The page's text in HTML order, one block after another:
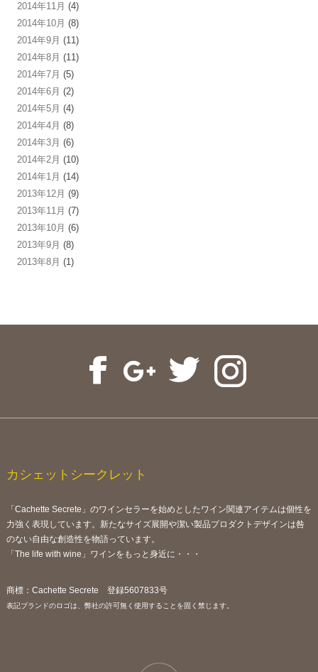
2014年11月 (4)
2014年10月 (8)
2014年9月 (11)
2014年8月 (11)
2014年7月 (5)
2014年6月 (2)
2014年5月 (4)
2014年4月 (8)
2014年3月 (6)
2014年2月 (10)
2014年1月 (14)
2013年12月 (9)
2013年11月 (7)
2013年10月 (6)
2013年9月 (8)
2013年8月 (1)
カシェットシークレット
「Cachette Secrete」のワインセラーを始めとしたワイン関連アイテムは個性を
力強く表現しています。新たなサイズ展開や潔い製品プロダクトデザインは咎
のない自由な創造性を物語っています。
「The life with wine」ワインをもっと身近に・・・
商標：Cachette Secrete 登録5607833号
表記ブランドのロゴは、弊社の許可無く使用することを固く禁じます。